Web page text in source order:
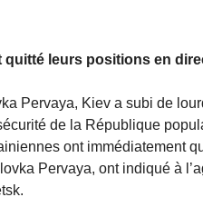
quitté leurs positions en
Pervaya, Kiev a subi de
de la République
ont immédiatement
Pervaya, ont indiqué à